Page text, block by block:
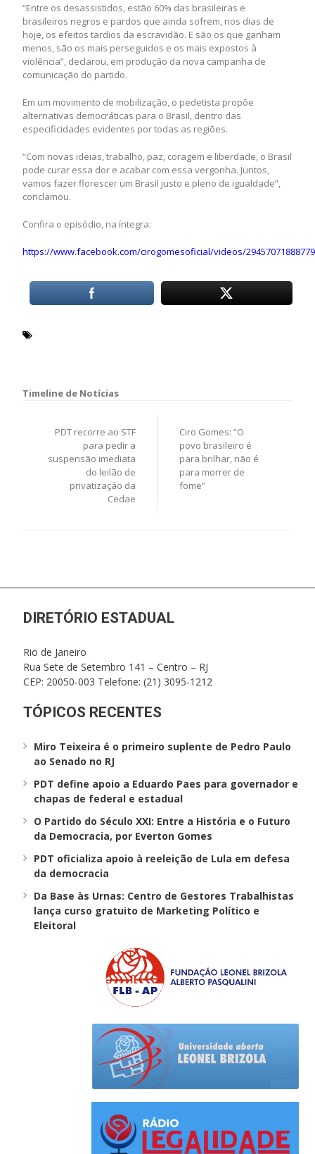
“Entre os desassistidos, estão 60% das brasileiras e
brasileiros negros e pardos que ainda sofrem, nos dias de
hoje, os efeitos tardios da escravidão. E são os que ganham
menos, são os mais perseguidos e os mais expostos à
violência”, declarou, em produção da nova campanha de
comunicação do partido.
Em um movimento de mobilização, o pedetista propõe
alternativas democráticas para o Brasil, dentro das
especificidades evidentes por todas as regiões.
“Com novas ideias, trabalho, paz, coragem e liberdade, o Brasil
pode curar essa dor e acabar com essa vergonha. Juntos,
vamos fazer florescer um Brasil justo e pleno de igualdade”,
conclamou.
Confira o episódio, na íntegra:
https://www.facebook.com/cirogomesoficial/videos/
PDT recorre ao STF
para pedir a
suspensão imediata
do leilão de
privatização da
Cedae
Ciro Gomes: “O
povo brasileiro é
para brilhar, não é
para morrer de
fome”
DIRETÓRIO ESTADUAL
Rio de Janeiro
Rua Sete de Setembro 141 – Centro – RJ
CEP: 20050-003 Telefone: (21) 3095-1212
TÓPICOS RECENTES
Miro Teixeira é o primeiro suplente de Pedro Paulo
ao Senado no RJ
PDT define apoio a Eduardo Paes para governador e
chapas de federal e estadual
O Partido do Século XXI: Entre a História e o Futuro
da Democracia, por Everton Gomes
PDT oficializa apoio à reeleição de Lula em defesa
da democracia
Da Base às Urnas: Centro de Gestores Trabalhistas
lança curso gratuito de Marketing Político e
Eleitoral